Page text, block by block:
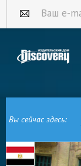
Ваш e-mail
Вы сейчас здесь: